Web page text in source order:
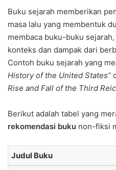
Buku sejarah memberikan
masa lalu yang membentuk
membaca buku-buku
konteks dan dampak dari
Contoh buku sejarah yang
History of the United States”
Rise and Fall of the Third
Berikut adalah tabel yang
rekomendasi buku non-fiksi
Judul Buku